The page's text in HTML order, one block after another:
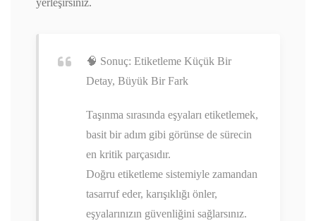
yerleşirsiniz.
🧠 Sonuç: Etiketleme Küçük Bir
Detay, Büyük Bir Fark
Taşınma sırasında eşyaları etiketlemek,
basit bir adım gibi görünse de sürecin
en kritik parçasıdır.
Doğru etiketleme sistemiyle zamandan
tasarruf eder, karışıklığı önler,
eşyalarınızın güvenliğini sağlarsınız.